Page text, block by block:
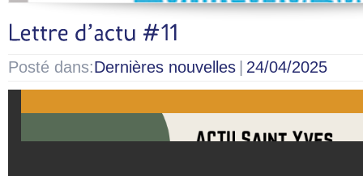
Posté dans:Dernières nouvelles 24/04/2025